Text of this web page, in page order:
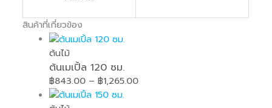
สินค้าที่เกี่ยวข้อง
ต้นไม้
ต้นเมเปิ้ล 120 ซม.
฿843.00 – ฿1,265.00